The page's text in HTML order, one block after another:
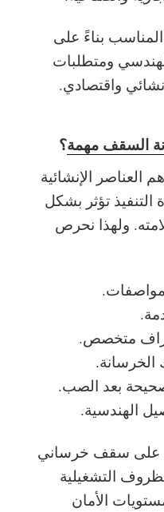
المناسب بناءً على
ومتطلبات
واقتصادي.
السقف مهمة؟
العناصر الإنشائية
تؤثر بشكل
ولهذا نحرص
متخصص.
بعد الصب.
الهندسية.
على سقف خرساني
التشغيلية
الأمان